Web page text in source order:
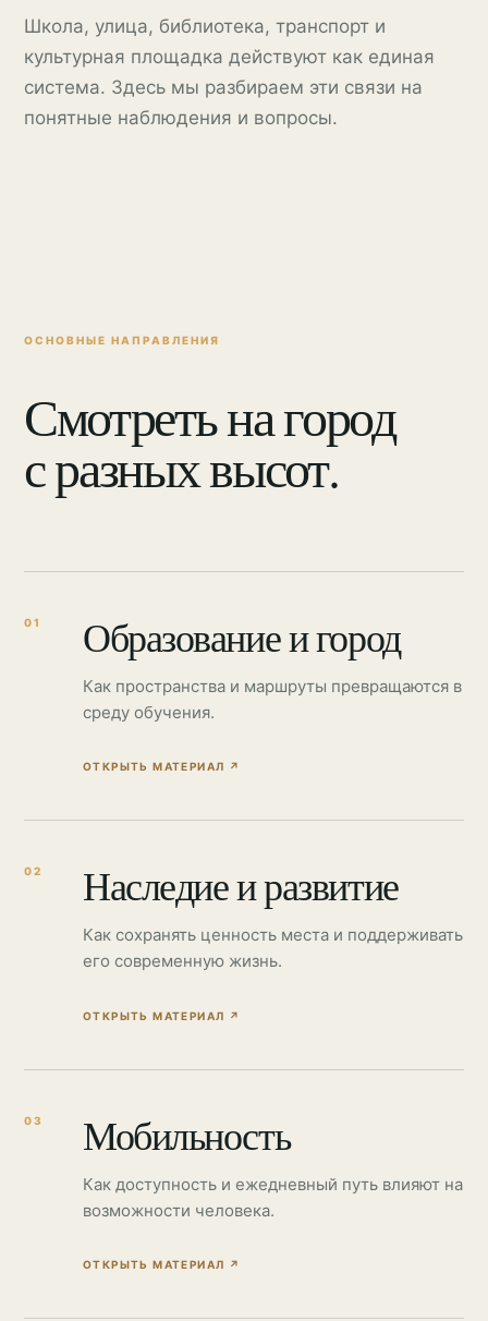
Школа, улица, библиотека, транспорт и
культурная площадка действуют как единая
система. Здесь мы разбираем эти связи на
понятные наблюдения и вопросы.
ОСНОВНЫЕ НАПРАВЛЕНИЯ
Смотреть на город
с разных высот.
01 Образование и город
Как пространства и маршруты превращаются в
среду обучения.
ОТКРЫТЬ МАТЕРИАЛ ↗
02 Наследие и развитие
Как сохранять ценность места и поддерживать
его современную жизнь.
ОТКРЫТЬ МАТЕРИАЛ ↗
03 Мобильность
Как доступность и ежедневный путь влияют на
возможности человека.
ОТКРЫТЬ МАТЕРИАЛ ↗